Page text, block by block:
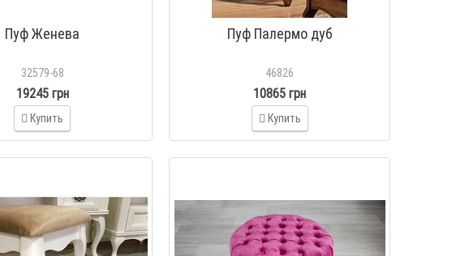
Пуф Женева
32579-68
19245 грн
Купить
Пуф Палермо дуб
46826
10865 грн
Купить